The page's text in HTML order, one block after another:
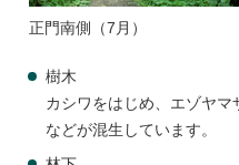
正門南側（7月）
樹木
カシワをはじめ、エゾヤマ
などが混生しています。